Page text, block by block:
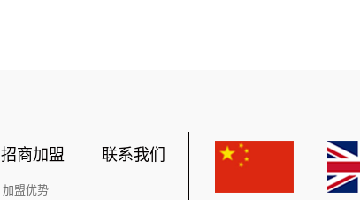
招商加盟
加盟优势
联系我们